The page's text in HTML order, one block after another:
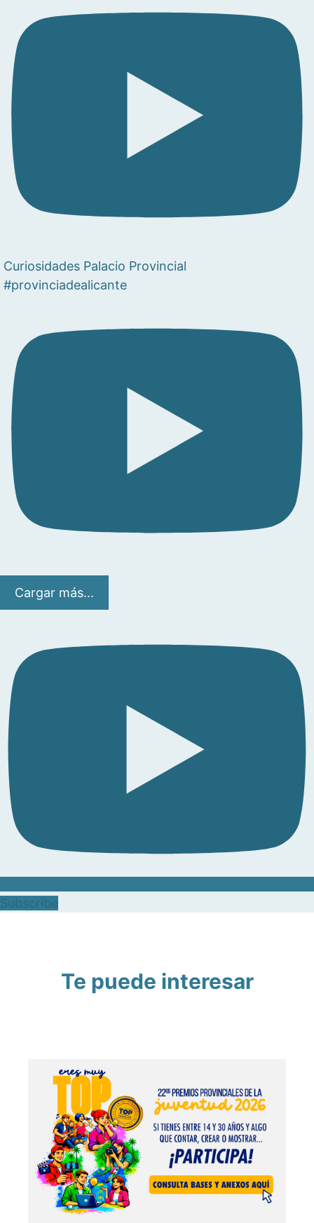
Curiosidades Palacio Provincial
#provinciadealicante
Cargar más...
Te puede interesar